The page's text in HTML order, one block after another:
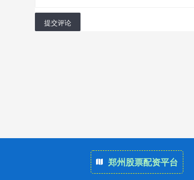
提交评论
郑州股票配资平台